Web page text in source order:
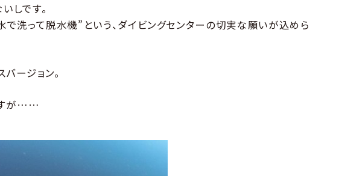
しです。
で洗って脱水機”という、ダイビングセンターの切実な願いが込めら
ージョン。
すが……